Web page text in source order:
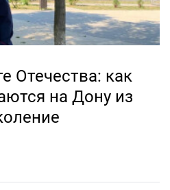
Отечества: как
на Дону из